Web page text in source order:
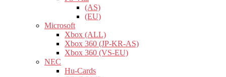
(AS)
(EU)
Microsoft
Xbox (ALL)
Xbox 360 (JP-KR-AS)
Xbox 360 (VS-EU)
NEC
Hu-Cards